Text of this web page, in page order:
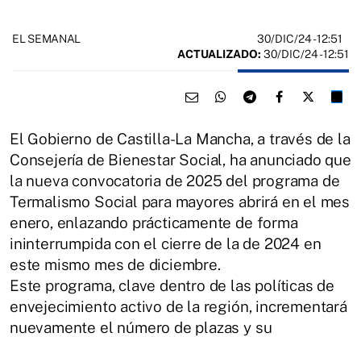
EL SEMANAL 30/DIC/24- 12:51
ACTUALIZADO: 30/DIC/24 - 12:51
El Gobierno de Castilla-La Mancha, a través de la
Consejería de Bienestar Social, ha anunciado que
la nueva convocatoria de 2025 del programa de
Termalismo Social para mayores abrirá en el mes
enero, enlazando prácticamente de forma
ininterrumpida con el cierre de la de 2024 en
este mismo mes de diciembre.
Este programa, clave dentro de las políticas de
envejecimiento activo de la región, incrementará
nuevamente el número de plazas y su